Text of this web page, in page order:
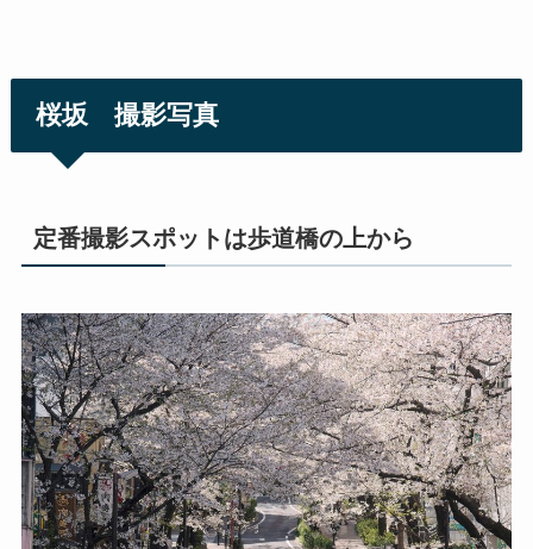
桜坂 撮影写真
定番撮影スポットは歩道橋の上から